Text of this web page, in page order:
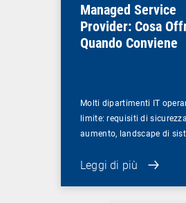
Managed Service
Provider: Cosa
Quando Conviene
Molti dipartimenti IT
limite: requisiti di
aumento, landscape di
Leggi di più